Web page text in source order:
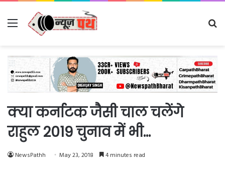
Menu
क्या कर्नाटक जैसी चाल चलेंगे
राहुल 2019 चुनाव में भी…
NewsPathh May 23, 2018 4 minutes read